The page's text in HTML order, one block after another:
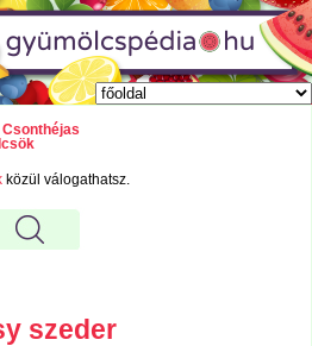
Csonthéjas
közül válogathatsz.
szeder